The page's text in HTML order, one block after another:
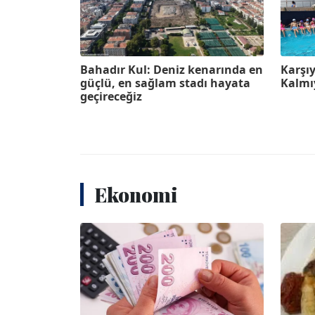
Bahadır Kul: Deniz kenarında en
güçlü, en sağlam stadı hayata
geçireceğiz
Ekonomi